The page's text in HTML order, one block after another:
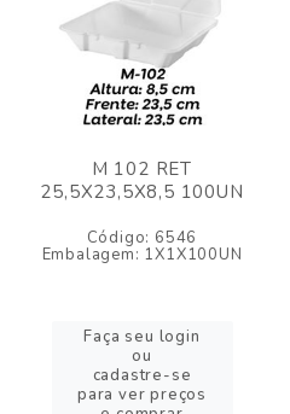
M 102 RET
25,5X23,5X8,5 100UN
Código: 6546
Embalagem: 1X1X100UN
Faça seu login
ou
cadastre-se
para ver preços